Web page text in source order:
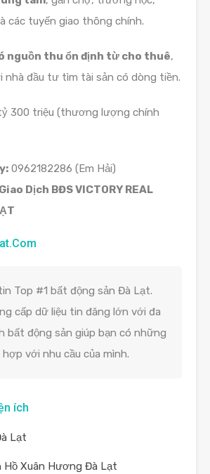
các tuyến giao thông chính.
nguồn thu ổn định từ cho thuê,
nhà đầu tư tìm tài sản có dòng tiền.
300 triệu (thương lượng chính
0962182286 (Em Hải)
Dịch BĐS VICTORY REAL
Top #1 bất động sản Đà Lạt.
cấp dữ liệu tin đăng lớn với đa
bất động sản giúp bạn có những
hợp với nhu cầu của mình.
ích
Lạt
Hồ Xuân Hương Đà Lạt